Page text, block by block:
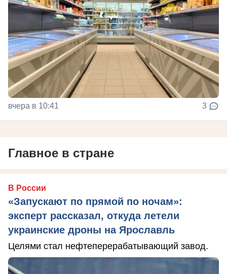
вчера в 10:41 3
Главное в стране
В России
«Запускают по прямой по ночам»:
эксперт рассказал, откуда летели
украинские дроны на Ярославль
Целями стал нефтеперерабатывающий завод.